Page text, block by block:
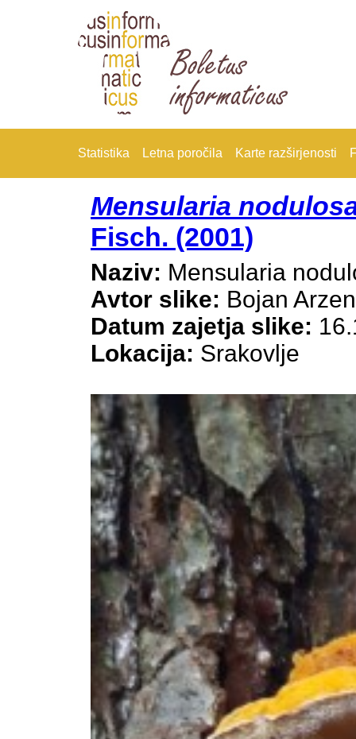
Statistika Letna poročila Karte razširjenosti
Mensularia
Fisch. (2001)
Naziv: Mensularia
Avtor slike: Bojan
Datum zajetja slike:
Lokacija: Srakovlje